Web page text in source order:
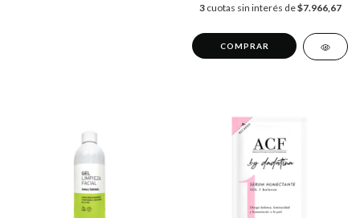
3 cuotas sin interés de$7.966,67